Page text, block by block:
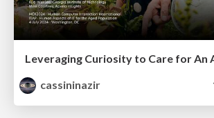
cassininazir